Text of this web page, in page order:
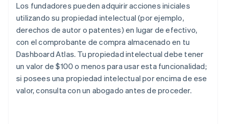
Los fundadores pueden adquirir acciones iniciales
utilizando su propiedad intelectual (por ejemplo,
derechos de autor o patentes) en lugar de efectivo,
con el comprobante de compra almacenado en tu
Dashboard Atlas. Tu propiedad intelectual debe tener
un valor de $100 o menos para usar esta funcionalidad;
si posees una propiedad intelectual por encima de ese
valor, consulta con un abogado antes de proceder.